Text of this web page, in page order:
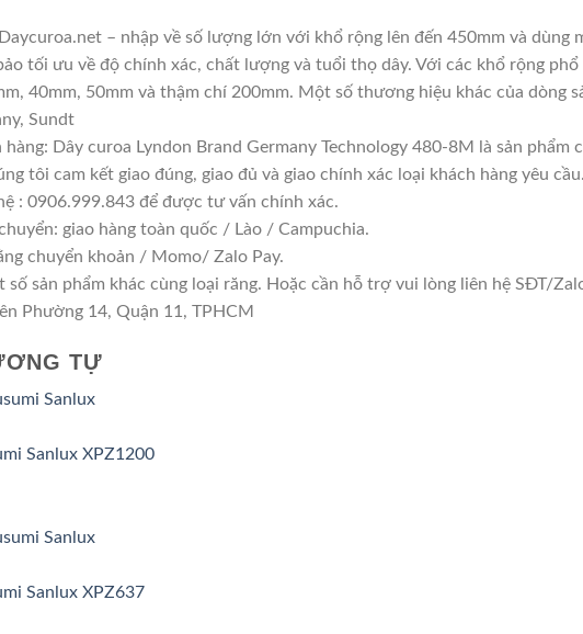
– nhập về số lượng lớn với khổ rộng lên đến 450mm và dùng
tối ưu về độ chính xác, chất lượng và tuổi thọ dây. Với các khổ rộng
40mm, 50mm và thậm chí 200mm. Một số thương hiệu khác của dòng
Sundt
hàng: Dây curoa Lyndon Brand Germany Technology 480-8M là sản
tôi cam kết giao đúng, giao đủ và giao chính xác loại khách hàng yêu
: 0906.999.843 để được tư vấn chính xác.
giao hàng toàn quốc / Lào / Campuchia.
chuyển khoản / Momo/ Zalo Pay.
số sản phẩm khác cùng loại răng. Hoặc cần hỗ trợ vui lòng liên hệ SĐT/
Phường 14, Quận 11, TPHCM
TỰ
Sanlux XPZ1200
Sanlux XPZ637